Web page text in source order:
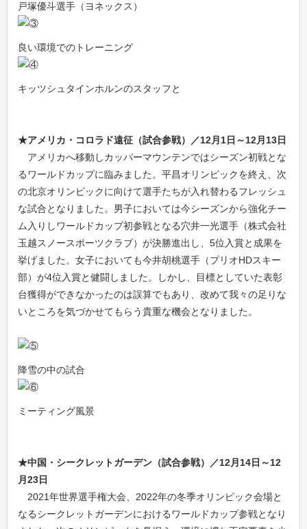
戸塚優斗選手（ヨネックス）
良い環境でのトレーニング
キッツシュタインホルンのスタッフと
★アメリカ・コロラド遠征（試合参戦）／12月1日～12月13日
アメリカへ移動しカッパーマウンテンではシーズン初戦とな
るワールドカップに臨みました。平昌オリンピックを終え、次
の北京オリンピックに向けて選手たちが入れ替わるフレッシュ
な試合となりました。男子においては今シーズンから強化チー
ム入りしワールドカップ初参戦となる穴井一光選手（株式会社
玉越スノースポーツクラブ）が決勝進出し、5位入賞と成果を
挙げました。女子においても今井胡桃選手（プリオHDスキー
部）が4位入賞と健闘しました。しかし、目標としていた表彰
台獲得ができなかったのは誤算でもあり、改めて我々の足りな
いところを気づかせてもらう貴重な機会となりました。
降雪の中の試合
ミーティング風景
★中国・シークレットガーデン（試合参戦）／12月14日～12
月23日
2021年世界選手権大会、2022年の冬季オリンピック会場と
なるシークレットガーデンにおけるワールドカップ参戦となり